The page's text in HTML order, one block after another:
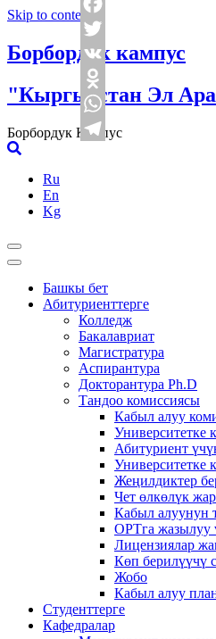
Skip to content
Борбордук кампус
"Кыргызстан Эл
Борбордук Кампус
Ru
En
Kg
Башкы бет
Абитуриенттерге
Колледж
Бакалавриат
Магистратура
Аспирантура
Докторантура Ph.D
Тандоо комиссиясы
Кабыл алуу
Университетке
Абитуриент
Университетке
Жеңилдиктер
Чет өлкөлүк
Кабыл алуунун
ОРТга жазылуу
Лицензиялар
Көп берилүүчү
Жобо
Кабыл алуу
Студенттерге
Кафедралар
Facebook
Twitter
VK
Odnoklassniki
WhatsApp